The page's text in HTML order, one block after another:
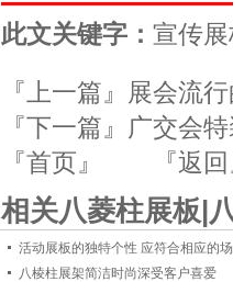
此文关键字： 宣传
『上一篇』 展会流
『下一篇』 广交会
『首页』
『返
相关八菱柱展板|
活动展板的独特个性 应符合相应的
八棱柱展架简洁时尚深受客户喜爱